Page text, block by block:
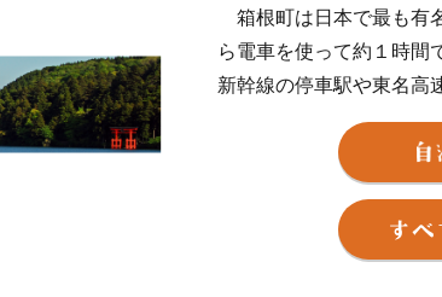
箱根町は日本で最も有
ら電車を使って約１時間
新幹線の停車駅や東名高
も非常に良く、東京、京
を周遊する旅の滞在地と
そのため、国内外から毎
富士箱根伊豆国立公園の
ている富士山を近くに見